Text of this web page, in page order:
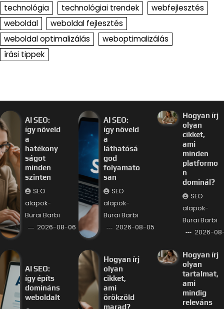
technológia
technológiai trendek
webfejlesztés
weboldal
weboldal fejlesztés
weboldal optimalizálás
weboptimalizálás
írási tippek
AI SEO:
így növeld
a
hatékony
ságot
minden
szinten
SEO
alapok-
Burai Barbi
2026-08-06
AI SEO:
így növeld
a
láthatósá
god
folyamato
san
SEO
alapok-
Burai Barbi
2026-08-05
Hogyan írj
olyan
cikket,
ami
minden
platformo
n
dominál?
SEO
alapok-
Burai Barbi
2026-
AI SEO:
így építs
domináns
weboldalt
Hogyan írj
olyan
cikket,
ami
örökzöld
marad?
Hogyan írj
olyan
tartalmat,
ami
mindig
releváns